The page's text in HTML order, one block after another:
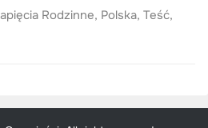
Rodzinne, Polska, Teść,